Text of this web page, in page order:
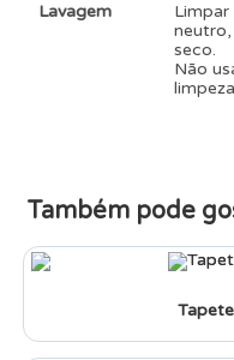
Lavagem
Limpar
seco.
Não
Também pode